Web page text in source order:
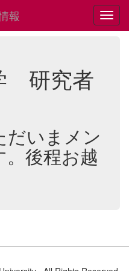
報
研究者
だいまメン
後程お越